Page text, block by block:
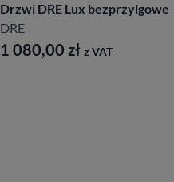
Drzwi DRE Lux bezprzylgowe
DRE
1 080,00 zł z VAT